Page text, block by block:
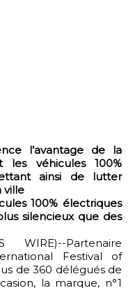
l’avantage de la
les véhicules 100%
ainsi de lutter
ville
100% électriques
silencieux que des
WIRE)--Partenaire
Festival of
de 360 délégués de
la marque, n°1